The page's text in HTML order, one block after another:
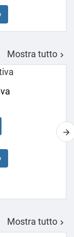
Mostra tutto 
Mostra tutto 